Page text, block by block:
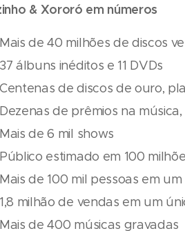
& Xororó em números
Mais de 40 milhões de discos
37 álbuns inéditos e 11 DVDs
Centenas de discos de ouro,
Dezenas de prêmios na
Mais de 6 mil shows
Público estimado em 100
Mais de 100 mil pessoas em
1,8 milhão de vendas em um
Mais de 400 músicas gravadas